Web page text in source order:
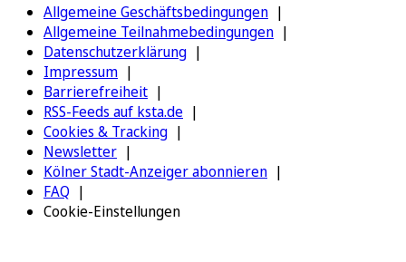
Allgemeine Geschäftsbedingungen
Allgemeine Teilnahmebedingungen
Datenschutzerklärung
Impressum
Barrierefreiheit
RSS-Feeds auf ksta.de
Cookies & Tracking
Newsletter
Kölner Stadt-Anzeiger abonnieren
FAQ
Cookie-Einstellungen